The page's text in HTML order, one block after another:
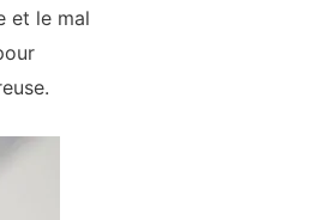
et le mal